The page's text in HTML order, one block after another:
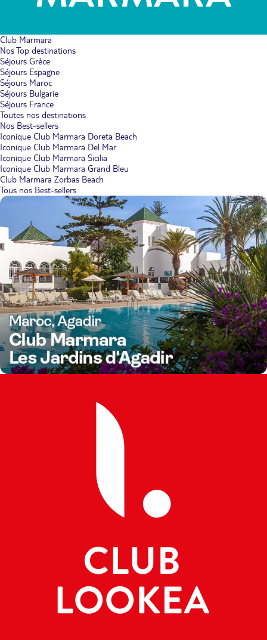
Club Marmara
Nos Top destinations
Séjours Grèce
Séjours Espagne
Séjours Maroc
Séjours Bulgarie
Séjours France
Toutes nos destinations
Nos Best-sellers
Iconique Club Marmara Doreta Beach
Iconique Club Marmara Del Mar
Iconique Club Marmara Sicilia
Iconique Club Marmara Grand Bleu
Club Marmara Zorbas Beach
Tous nos Best-sellers